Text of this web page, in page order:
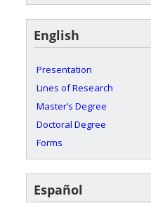
English
Presentation
Lines of Research
Master’s Degree
Doctoral Degree
Forms
Español